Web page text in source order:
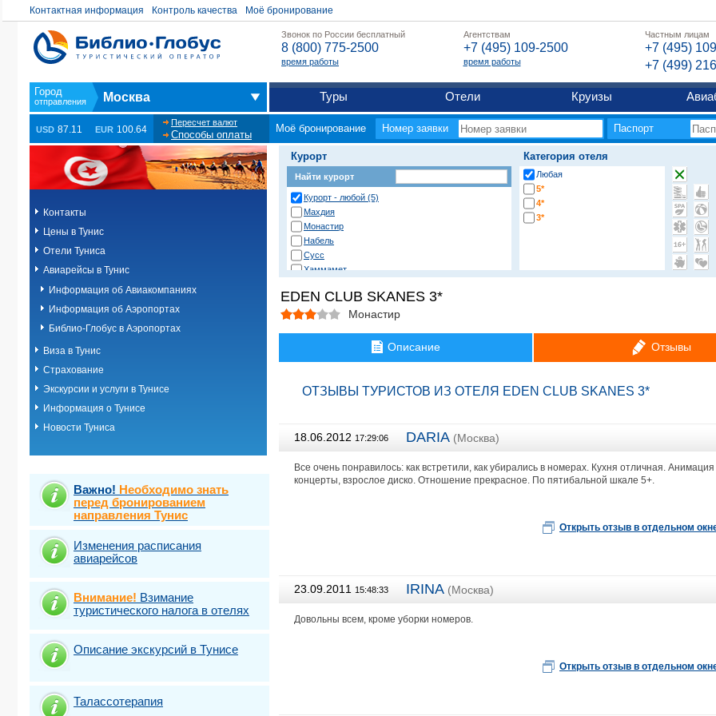
Контактная информация Контроль качества Моё бронирование
Звонок по России бесплатный
8 (800) 775-2500
время работы
Агентствам
+7 (495) 109-2500
время работы
Частным лицам
+7 (495)
+7 (499)
Москва Туры Отели Круизы
USD 87.11 EUR 100.64
Пересчет валют
Способы оплаты
Моё бронирование Номер заявки Паспорт
Контакты
Цены в Тунис
Отели Туниса
Авиарейсы в Тунис
Информация об Авиакомпаниях
Информация об Аэропортах
Библио-Глобус в Аэропортах
Виза в Тунис
Страхование
Экскурсии и услуги в Тунисе
Информация о Тунисе
Новости Туниса
Важно! Необходимо знать
перед бронированием
направления Тунис
Изменения расписания
авиарейсов
Внимание! Взимание
туристического налога в отелях
Описание экскурсий в Тунисе
Талассотерапия
Курорт
Найти курорт
Курорт - любой (5)
Махдия
Монастир
Набель
Сусс
Хаммамет
Категория отеля
Любая
5*
4*
3*
EDEN CLUB SKANES 3*
Монастир
Описание Отзывы
ОТЗЫВЫ ТУРИСТОВ ИЗ ОТЕЛЯ EDEN CLUB SKANES 3*
18.06.2012 17:29:06 DARIA (Москва)
АгентствоЕвразия
Все очень понравилось: как встретили, как убирались в номерах. Кухня отличная.
концерты, взрослое диско. Отношение прекрасное. По пятибальной шкале 5+.
Открыть отзыв в отдельном
23.09.2011 15:48:33 IRINA (Москва)
АгентствоТуристическое агентство Пять Плюс
Довольны всем, кроме уборки номеров.
Открыть отзыв в отдельном